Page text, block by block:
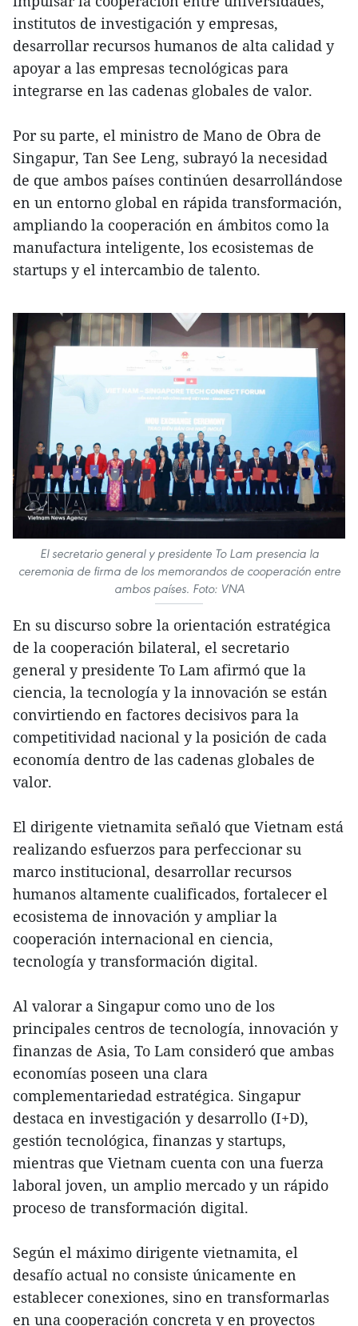
institutos de investigación y empresas,
desarrollar recursos humanos de alta calidad y
apoyar a las empresas tecnológicas para
integrarse en las cadenas globales de valor.
Por su parte, el ministro de Mano de Obra de
Singapur, Tan See Leng, subrayó la necesidad
de que ambos países continúen desarrollándose
en un entorno global en rápida transformación,
ampliando la cooperación en ámbitos como la
manufactura inteligente, los ecosistemas de
startups y el intercambio de talento.
El secretario general y presidente To Lam presencia la
ceremonia de firma de los memorandos de cooperación entre
ambos países. Foto: VNA
En su discurso sobre la orientación estratégica
de la cooperación bilateral, el secretario
general y presidente To Lam afirmó que la
ciencia, la tecnología y la innovación se están
convirtiendo en factores decisivos para la
competitividad nacional y la posición de cada
economía dentro de las cadenas globales de
valor.
El dirigente vietnamita señaló que Vietnam está
realizando esfuerzos para perfeccionar su
marco institucional, desarrollar recursos
humanos altamente cualificados, fortalecer el
ecosistema de innovación y ampliar la
cooperación internacional en ciencia,
tecnología y transformación digital.
Al valorar a Singapur como uno de los
principales centros de tecnología, innovación y
finanzas de Asia, To Lam consideró que ambas
economías poseen una clara
complementariedad estratégica. Singapur
destaca en investigación y desarrollo (I+D),
gestión tecnológica, finanzas y startups,
mientras que Vietnam cuenta con una fuerza
laboral joven, un amplio mercado y un rápido
proceso de transformación digital.
Según el máximo dirigente vietnamita, el
desafío actual no consiste únicamente en
establecer conexiones, sino en transformarlas
en una cooperación concreta y en proyectos